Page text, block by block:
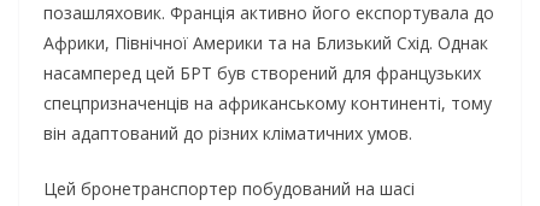
позашляховик. Франція активно його експортувала до
Африки, Північної Америки та на Близький Схід. Однак
насамперед цей БРТ був створений для французьких
спецпризначенців на африканському континенті, тому
він адаптований до різних кліматичних умов.
Цей бронетранспортер побудований на шасі